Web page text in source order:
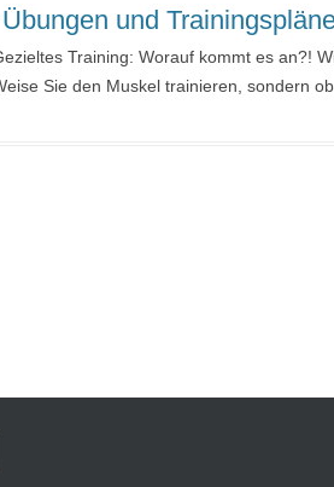
und
Training: Worauf kommt es an?!
Sie den Muskel trainieren, sondern